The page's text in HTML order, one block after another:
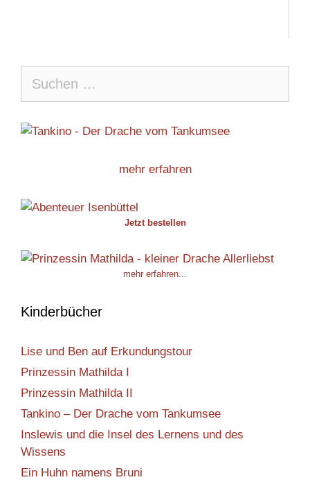
nach:
mehr erfahren
Jetzt bestellen
mehr erfahren...
Kinderbücher
Lise und Ben auf Erkundungstour
Prinzessin Mathilda I
Prinzessin Mathilda II
Tankino – Der Drache vom Tankumsee
Inslewis und die Insel des Lernens und des
Wissens
Ein Huhn namens Bruni